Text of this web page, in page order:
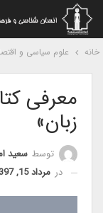
علوم سیاسی و
معرفی
زبان»
توسطسعید
درمرداد 15, 1397